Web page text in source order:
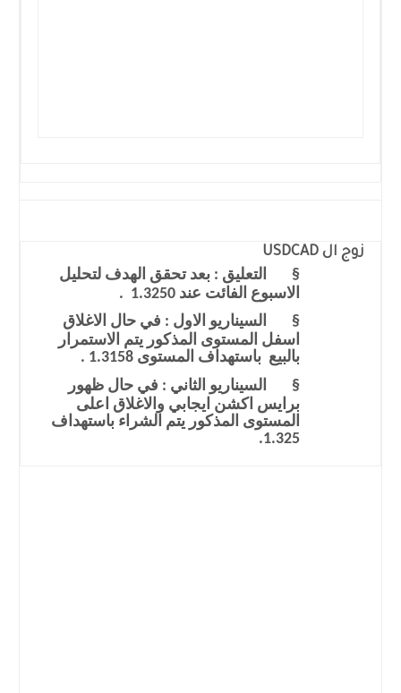
زوج ال USDCAD
§
التعليق : بعد تحقق الهدف لتحليل
الاسبوع الفائت عند 1.3250 .
§
السيناريو الاول : في حال الاغلاق
اسفل المستوى المذكور يتم الاستمرار
بالبيع باستهداف المستوى 1.3158 .
§
السيناريو الثاني : في حال ظهور
برايس اكشن ايجابي والاغلاق اعلى
المستوى المذكور يتم الشراء باستهداف
1.325.